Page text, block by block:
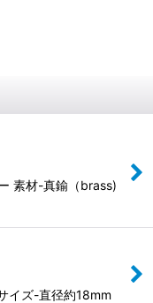
素材-真鍮（brass)
イズ-直径約18mm